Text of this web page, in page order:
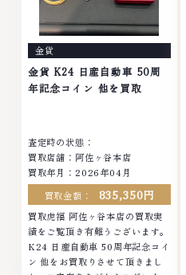
す。 古くて使わなくなってしま
ったアクセサリー、動かなくなっ
てしまった腕時計、多くのお品物
の高価買取りを実現しており、他
店ではお値段の付かなかったお品
物でも、一点一点丁寧に無料で査
無休
金貨
金貨 K24 日産自動車 50周
年記念コイン 他を買取
査定時の状態：
買取店舗：阿佐ヶ谷本店
買取年月：2026年04月
買取金額：
835,350円
買取虎福 阿佐ヶ谷本店の買取実
績をご覧頂き有難うございます。
K24 日産自動車 50周年記念コイ
ン 他をお買取りさせて頂きまし